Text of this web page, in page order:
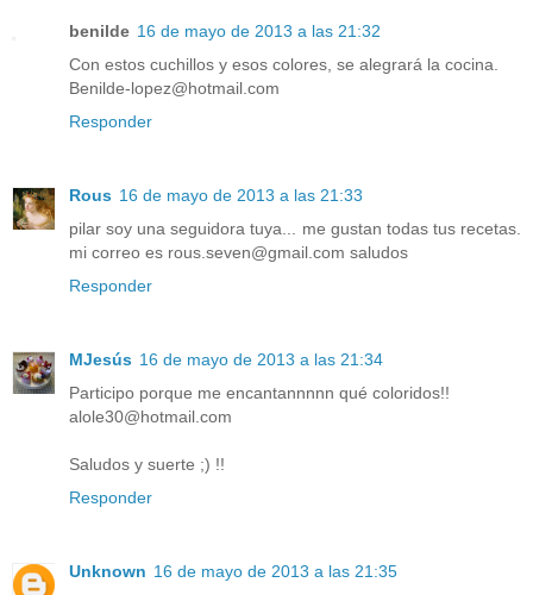
benilde 16 de mayo de 2013 a las 21:32
Con estos cuchillos y esos colores, se alegrará la cocina.
Benilde-lopez@hotmail.com
Responder
Rous 16 de mayo de 2013 a las 21:33
pilar soy una seguidora tuya... me gustan todas tus recetas.
mi correo es rous.seven@gmail.com saludos
Responder
MJesús 16 de mayo de 2013 a las 21:34
Participo porque me encantannnnn qué coloridos!!
alole30@hotmail.com
Saludos y suerte ;) !!
Responder
Unknown 16 de mayo de 2013 a las 21:35